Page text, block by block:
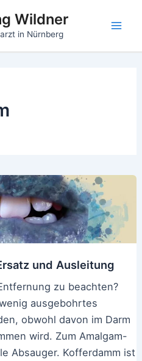
Wildner
in Nürnberg
und Ausleitung
zu beachten?
ausgebohrtes
obwohl davon im Darm
wird. Zum Amalgam-
Absauger. Kofferdamm ist